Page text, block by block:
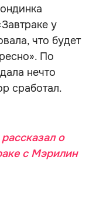
у
что будет
По
нечто
сработал.
о
с Мэрилин